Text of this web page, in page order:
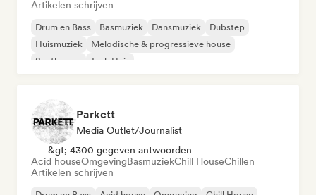
Artikelen schrijven
Drum en Bass Basmuziek Dansmuziek
Dubstep
Huismuziek
Melodische & progressieve house
Synthwave
Tech Huis
Parkett
Media Outlet/Journalist
&gt; 4300 gegeven antwoorden
Acid houseOmgevingBasmuziekChill HouseChillen
Artikelen schrijven